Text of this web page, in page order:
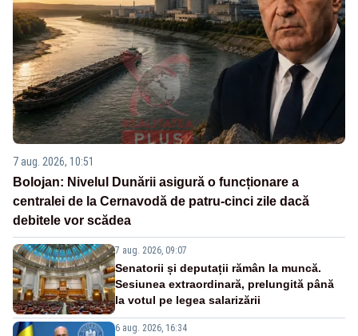
7 aug. 2026, 10:51
Bolojan: Nivelul Dunării asigură o funcționare a
centralei de la Cernavodă de patru-cinci zile dacă
debitele vor scădea
7 aug. 2026, 09:07
Senatorii și deputații rămân la muncă.
Sesiunea extraordinară, prelungită până
la votul pe legea salarizării
6 aug. 2026, 16:34